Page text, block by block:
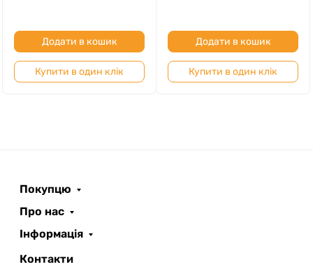
Додати в кошик
Купити в один клік
Додати в кошик
Купити в один клік
Покупцю
Про нас
Інформація
Контакти